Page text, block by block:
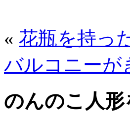
« 花瓶を持っ
バルコニーが
のんのこ人